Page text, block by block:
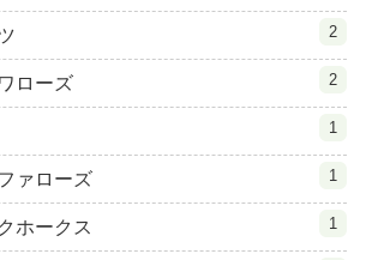
2
ローズ 2
1
ァローズ 1
ホークス 1